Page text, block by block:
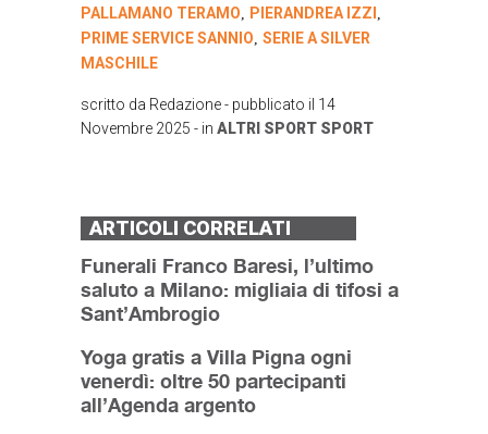
PALLAMANO TERAMO
PIERANDREA IZZI
PRIME SERVICE SANNIO SERIE A SILVER
MASCHILE
scritto da Redazione- pubblicato il 14
Novembre 2025 - in ALTRI SPORT SPORT
ARTICOLI CORRELATI
Funerali Franco Baresi, l’ultimo
saluto a Milano: migliaia di tifosi a
Sant’Ambrogio
Yoga gratis a Villa Pigna ogni
venerdì: oltre 50 partecipanti
all’Agenda argento